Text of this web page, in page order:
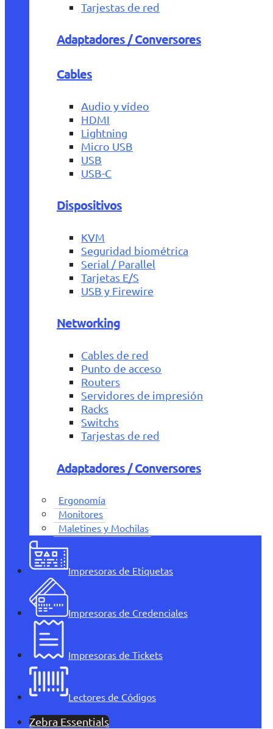
Tarjestas de red
Adaptadores / Conversores
Cables
Audio y vídeo
HDMI
Lightning
Micro USB
USB
USB-C
Dispositivos
KVM
Seguridad biométrica
Serial / Parallel
Tarjetas E/S
USB y Firewire
Networking
Cables de red
Punto de acceso
Routers
Servidores de impresión
Racks
Switchs
Tarjestas de red
Adaptadores / Conversores
Ergonomía
Monitores
Maletines y Mochilas
Impresoras de Etiquetas
Impresoras de Credenciales
Impresoras de Tickets
Lectores de Códigos
Zebra Essentials